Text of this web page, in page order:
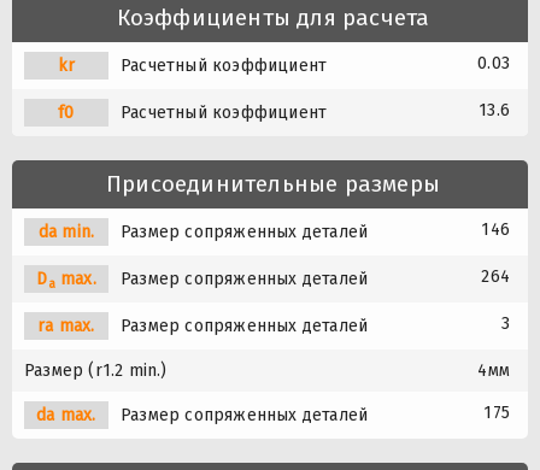
Коэффициенты для расчета
kr Расчетный коэффициент 0.03
f0 Расчетный коэффициент 13.6
Присоединительные размеры
da min. Размер сопряженных деталей 146
Damax. Размер сопряженных деталей 264
ra max. Размер сопряженных деталей 3
Размер (r1.2 min.) 4мм
da max. Размер сопряженных деталей 175